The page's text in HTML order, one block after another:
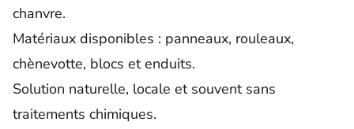
chanvre.
Matériaux disponibles : panneaux, rouleaux,
chènevotte, blocs et enduits.
Solution naturelle, locale et souvent sans
traitements chimiques.